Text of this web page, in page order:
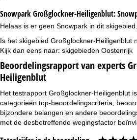
Snowpark Großglockner-Heiligenblut:
Helaas is er geen Snowpark in dit skigebied.
Is het skigebied Großglockner-Heiligenblut
Kijk dan eens naar: skigebieden Oostenrijk
Beoordelingsrapport van experts
Heiligenblut
Het testrapport Großglockner-Heiligenblut
categorieën top-beoordelingscriteria,
bijzondere belangen en andere
met de desbetreffende wegingsfactor